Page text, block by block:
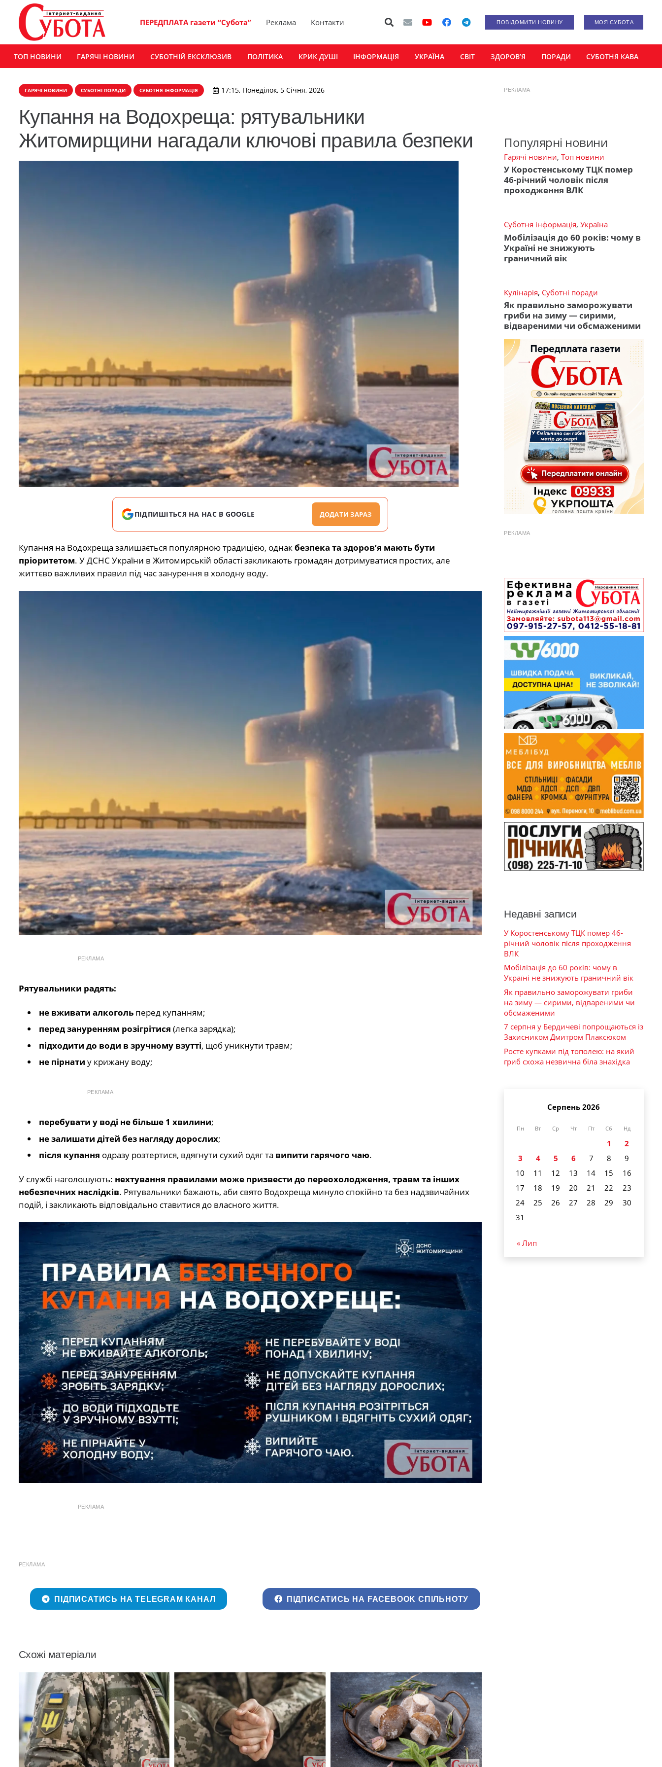
ПЕРЕДПЛАТА газети “Субота” Реклама Контакти ПОВІДОМИТИ НОВИНУ МОЯ СУБОТА
ТОП НОВИНИ ГАРЯЧІ НОВИНИ СУБОТНІЙ ЕКСКЛЮЗИВ ПОЛІТИКА КРИК ДУШІ ІНФОРМАЦІЯ УКРАЇНА СВІТ ЗДОРОВ’Я ПОРАДИ СУБОТНЯ КАВА
ГАРЯЧІ НОВИНИ СУБОТНІ ПОРАДИ СУБОТНЯ ІНФОРМАЦІЯ 17:15, Понеділок, 5 Січня, 2026
Купання на Водохреща: рятувальники
Житомирщини нагадали ключові правила безпеки
ПІДПИШІТЬСЯ НА НАС В GOOGLE ДОДАТИ ЗАРАЗ
Купання на Водохреща залишається популярною традицією, однакбезпека та здоров’я мають бути
пріоритетом. УДСНС України в Житомирській області закликають громадян дотримуватися простих, але
життєво важливих правил під час занурення в холодну воду.
РЕКЛАМА
Рятувальники радять:
не вживати алкоголь перед купанням;
перед зануренням розігрітися (легка зарядка);
підходити до води в зручному взутті, щоб уникнути травм;
не пірнати у крижану воду;
РЕКЛАМА
перебувати у воді не більше 1 хвилини;
не залишати дітей без нагляду дорослих;
після купання одразу розтертися, вдягнути сухий одяг та випити гарячого чаю.
У службі наголошують: нехтування правилами може призвести до переохолодження, травм та інших
небезпечних наслідків. Рятувальники бажають, аби свято Водохреща минуло спокійно та без надзвичайних
подій, і закликають відповідально ставитися до власного життя.
РЕКЛАМА
РЕКЛАМА
ПІДПИСАТИСЬ НА TELEGRAM КАНАЛ ПІДПИСАТИСЬ НА FACEBOOK СПІЛЬНОТУ
Схожі матеріали
РЕКЛАМА
Популярні новини
Гарячі новини, Топ новини
У Коростенському ТЦК помер
46-річний чоловік після
проходження ВЛК
Суботня інформація, Україна
Мобілізація до 60 років: чому в
Україні не знижують
граничний вік
Кулінарія, Суботні поради
Як правильно заморожувати
гриби на зиму — сирими,
відвареними чи обсмаженими
РЕКЛАМА
Недавні записи
У Коростенському ТЦК помер 46-
річний чоловік після проходження
ВЛК
Мобілізація до 60 років: чому в
Україні не знижують граничний вік
Як правильно заморожувати гриби
на зиму — сирими, відвареними чи
обсмаженими
7 серпня у Бердичеві попрощаються із
Захисником Дмитром Плаксюком
Росте купками під тополею: на який
гриб схожа незвична біла знахідка
Серпень 2026
Пн Вт Ср Чт Пт Сб Нд
1
2
3
4 5 6 7 8
9
10
11 12 13 14 15
16
17
18 19 20 21 22
23
24
25 26 27 28 29
30
31
« Лип